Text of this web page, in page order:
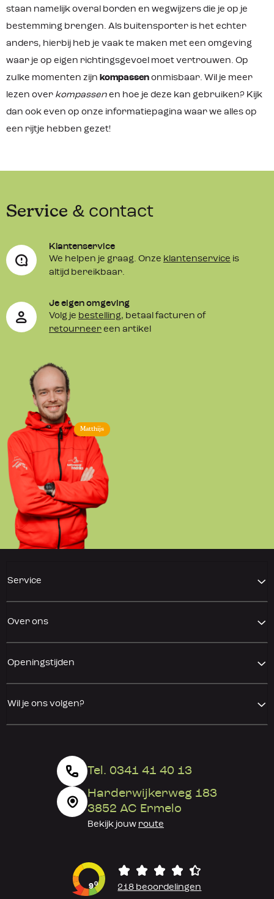
zicht. Productkenmerken:
Klittenbandsluiting aan de onderkant
Met draagkoord Transparant
Waterdicht
staan namelijk overal borden en wegwijzers die je op je
bestemming brengen. Als buitensporter is het echter
anders, hierbij heb je vaak te maken met een omgeving
waar je op eigen richtingsgevoel moet vertrouwen. Op
zulke momenten zijn kompassen onmisbaar. Wil je meer
lezen over kompassen en hoe je deze kan gebruiken? Kijk
dan ook even op onze informatiepagina waar we alles op
een rijtje hebben gezet!
Matthijs
Service & contact
Klantenservice
We helpen je graag. Onze klantenservice is
altijd bereikbaar.
Je eigen omgeving
Volg je bestelling, betaal facturen of
retourneer een artikel
Service
Over ons
Openingstijden
Wil je ons volgen?
Tel. 0341 41 40 13
Harderwijkerweg 183
3852 AC Ermelo
Bekijk jouw route
90 218 beoordelingen